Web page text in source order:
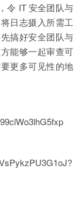
令 IT 安全团队与
日志摄入所需工
搞好安全团队与
能够一起审查可
更多可见性的地